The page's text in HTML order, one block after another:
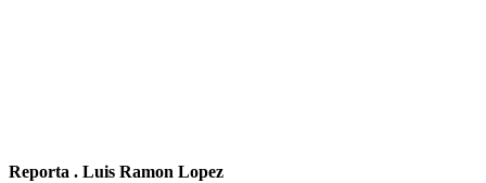
Reporta . Luis Ramon Lopez